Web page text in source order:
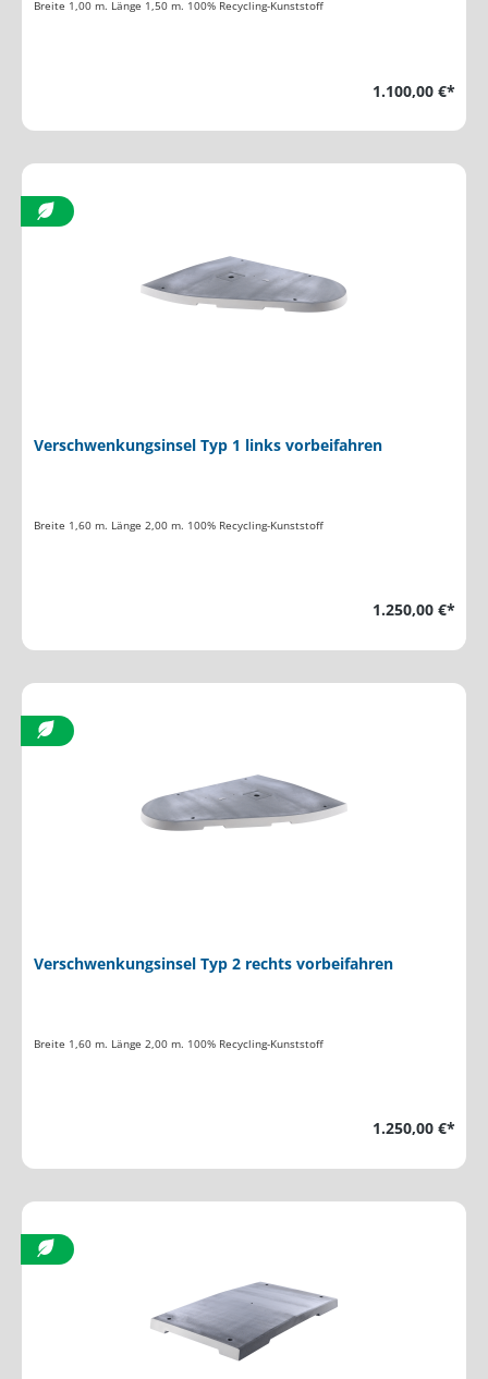
Breite 1,00 m. Länge 1,50 m. 100% Recycling-Kunststoff
1.100,00 €*
Verschwenkungsinsel Typ 1 links vorbeifahren
Breite 1,60 m. Länge 2,00 m. 100% Recycling-Kunststoff
1.250,00 €*
Verschwenkungsinsel Typ 2 rechts vorbeifahren
Breite 1,60 m. Länge 2,00 m. 100% Recycling-Kunststoff
1.250,00 €*